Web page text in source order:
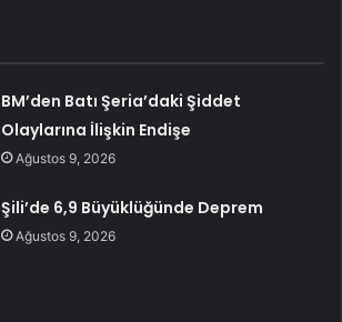
BM’den Batı Şeria’daki Şiddet
Olaylarına İlişkin Endişe
Ağustos 9, 2026
Şili’de 6,9 Büyüklüğünde Deprem
Ağustos 9, 2026